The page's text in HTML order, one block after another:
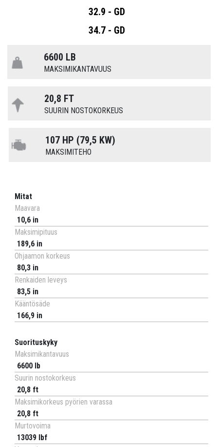
32.9 - GD
34.7 - GD
6600 LB
MAKSIMIKANTAVUUS
20,8 FT
SUURIN NOSTOKORKEUS
107 HP (79,5 KW)
MAKSIMITEHO
Mitat
Maavara
10,6 in
Maksimipituus
189,6 in
Ohjaamon korkeus
80,3 in
Renkaiden leveys
83,5 in
Kääntösäde
166,9 in
Suorituskyky
Maksimikantavuus
6600 lb
Suurin nostokorkeus
20,8 ft
Maksimikorkeus pyörien varassa
20,8 ft
Murtovoima
13039 lbf